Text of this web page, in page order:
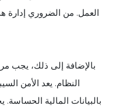
العمل. من الضروري إدارة
بالإضافة إلى ذلك، يجب
النظام. يعد الأمن
بالبيانات المالية